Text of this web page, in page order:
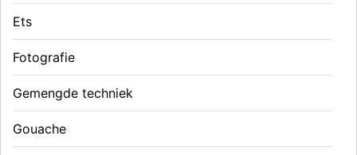
Ets
Fotografie
Gemengde techniek
Gouache